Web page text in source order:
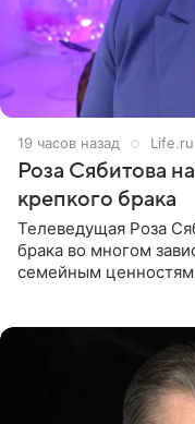
19 часов назад Life.ru
Роза Сябитова
крепкого брака
Телеведущая Роза
брака во многом
семейным